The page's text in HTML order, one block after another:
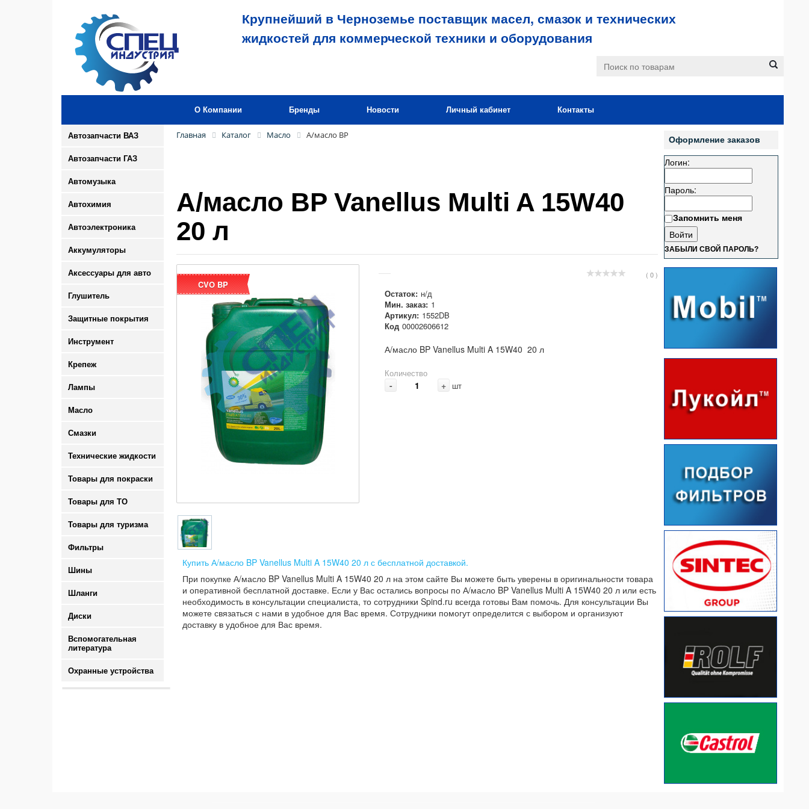
Крупнейший в Черноземье поставщик масел, смазок и технических
жидкостей для коммерческой техники и оборудования
О Компании Бренды Новости Личный кабинет Контакты
Автозапчасти ВАЗ
Автозапчасти ГАЗ
Автомузыка
Автохимия
Автоэлектроника
Аккумуляторы
Аксессуары для авто
Глушитель
Защитные покрытия
Инструмент
Крепеж
Лампы
Масло
Смазки
Технические жидкости
Товары для покраски
Товары для ТО
Товары для туризма
Фильтры
Шины
Шланги
Диски
Вспомогательная
литература
Охранные устройства
Главная Каталог Масло А/масло BP
А/масло BP Vanellus Multi A 15W40
20 л
CVO BP
( 0 )
Остаток: н/д
Мин. заказ: 1
Артикул: 1552DB
Код 00002606612
А/масло BP Vanellus Multi A 15W40 20 л
Количество
- + шт
Купить А/масло BP Vanellus Multi A 15W40 20 л с бесплатной доставкой.
При покупке А/масло BP Vanellus Multi A 15W40 20 л на этом сайте Вы можете быть уверены в оригинальности товара
и оперативной бесплатной доставке. Если у Вас остались вопросы по А/масло BP Vanellus Multi A 15W40 20 л или есть
необходимость в консультации специалиста, то сотрудники Spind.ru всегда готовы Вам помочь. Для консультации Вы
можете связаться с нами в удобное для Вас время. Сотрудники помогут определится с выбором и организуют
доставку в удобное для Вас время.
Оформление заказов
Логин:
Пароль:
Запомнить меня
ЗАБЫЛИ СВОЙ ПАРОЛЬ?